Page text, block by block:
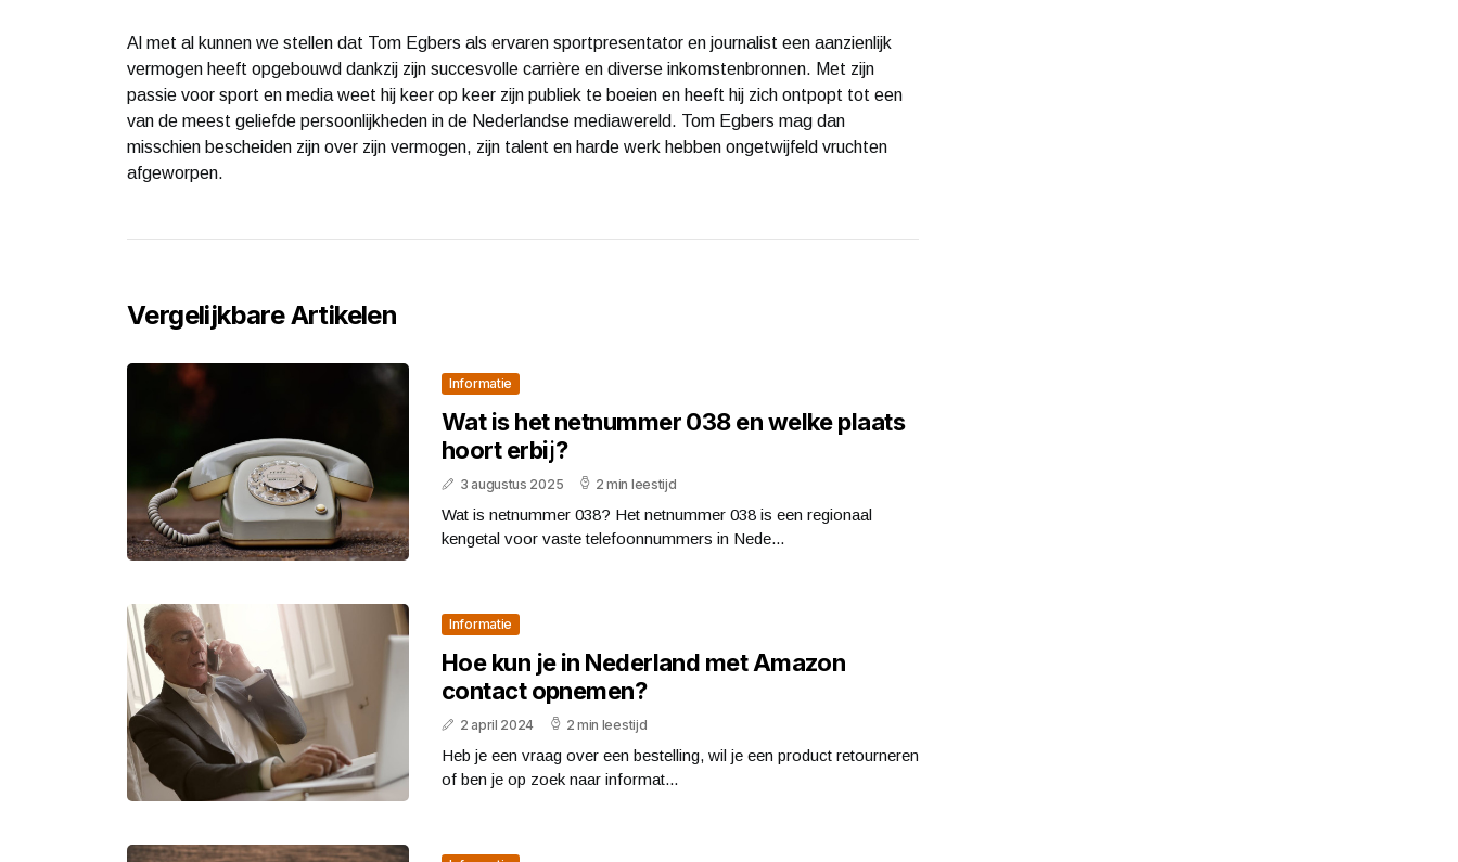
Al met al kunnen we stellen dat Tom Egbers als ervaren sportpresentator en journalist een aanzienlijk
vermogen heeft opgebouwd dankzij zijn succesvolle carrière en diverse inkomstenbronnen. Met zijn
passie voor sport en media weet hij keer op keer zijn publiek te boeien en heeft hij zich ontpopt tot een
van de meest geliefde persoonlijkheden in de Nederlandse mediawereld. Tom Egbers mag dan
misschien bescheiden zijn over zijn vermogen, zijn talent en harde werk hebben ongetwijfeld vruchten
afgeworpen.
Vergelijkbare Artikelen
Informatie
Wat is het netnummer 038 en welke plaats
hoort erbij?
3 augustus 2025 2 min leestijd
Wat is netnummer 038? Het netnummer 038 is een regionaal
kengetal voor vaste telefoonnummers in Nede...
Informatie
Hoe kun je in Nederland met Amazon
contact opnemen?
2 april 2024 2 min leestijd
Heb je een vraag over een bestelling, wil je een product retourneren
of ben je op zoek naar informat...